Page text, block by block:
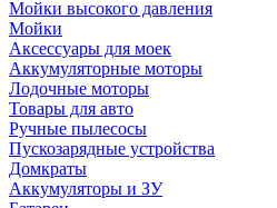
Мойки высокого давления
Мойки
Аксессуары для моек
Аккумуляторные моторы
Лодочные моторы
Товары для авто
Ручные пылесосы
Пускозарядные устройства
Домкраты
Аккумуляторы и ЗУ